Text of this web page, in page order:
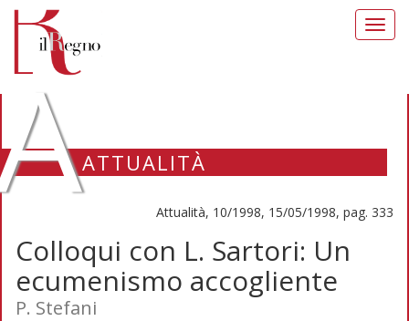
ATTUALITÀ
Attualità, 10/1998, 15/05/1998, pag. 333
Colloqui con L. Sartori: Un
ecumenismo accogliente
P. Stefani